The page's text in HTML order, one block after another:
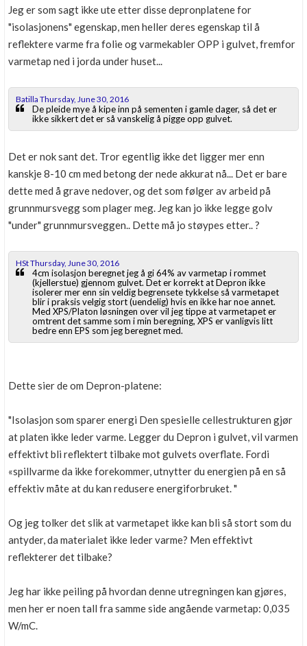
Jeg er som sagt ikke ute etter disse depronplatene for
"isolasjonens" egenskap, men heller deres egenskap til å
reflektere varme fra folie og varmekabler OPP i gulvet, fremfor
varmetap ned i jorda under huset...
Batilla Thursday, June 30, 2016
De pleide mye å kipe inn på sementen i gamle dager, så det er
ikke sikkert det er så vanskelig å pigge opp gulvet.
Det er nok sant det. Tror egentlig ikke det ligger mer enn
kanskje 8-10 cm med betong der nede akkurat nå... Det er bare
dette med å grave nedover, og det som følger av arbeid på
grunnmursvegg som plager meg. Jeg kan jo ikke legge golv
"under" grunnmursveggen.. Dette må jo støypes etter.. ?
HSt Thursday, June 30, 2016
4cm isolasjon beregnet jeg å gi 64% av varmetap i rommet
(kjellerstue) gjennom gulvet. Det er korrekt at Depron ikke
isolerer mer enn sin veldig begrensete tykkelse så varmetapet
blir i praksis velgig stort (uendelig) hvis en ikke har noe annet.
Med XPS/Platon løsningen over vil jeg tippe at varmetapet er
omtrent det samme som i min beregning, XPS er vanligvis litt
bedre enn EPS som jeg beregnet med.
Dette sier de om Depron-platene:
"Isolasjon som sparer energi Den spesielle cellestrukturen gjør
at platen ikke leder varme. Legger du Depron i gulvet, vil varmen
effektivt bli reflektert tilbake mot gulvets overflate. Fordi
«spillvarme da ikke forekommer, utnytter du energien på en så
effektiv måte at du kan redusere energiforbruket. "
Og jeg tolker det slik at varmetapet ikke kan bli så stort som du
antyder, da materialet ikke leder varme? Men effektivt
reflekterer det tilbake?
Jeg har ikke peiling på hvordan denne utregningen kan gjøres,
men her er noen tall fra samme side angående varmetap: 0,035
W/mC.